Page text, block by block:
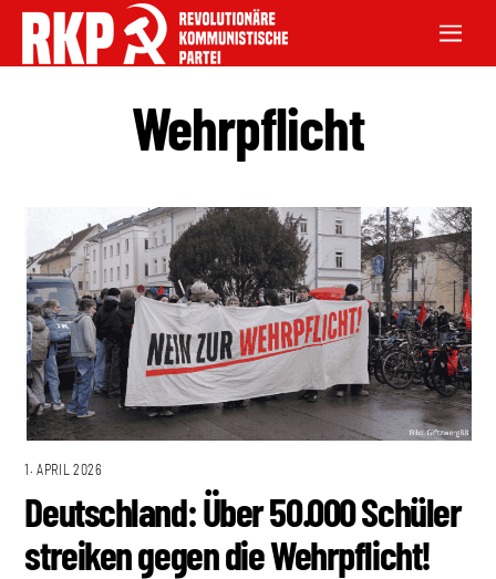
Wehrpflicht
1. APRIL 2026
Deutschland: Über 50.000 Schüler
streiken gegen die Wehrpflicht!